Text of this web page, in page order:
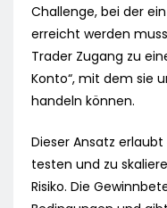
Challenge, bei der
erreicht werden
Trader Zugang zu
Konto“, mit dem sie
handeln können.
Dieser Ansatz
testen und zu
Risiko. Die